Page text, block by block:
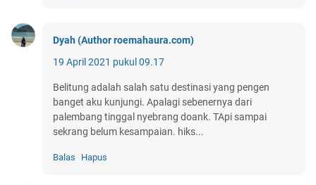
Dyah (Author roemahaura.com)
19 April 2021 pukul 09.17
Belitung adalah salah satu destinasi yang pengen
banget aku kunjungi. Apalagi sebenernya dari
palembang tinggal nyebrang doank. TApi sampai
sekrang belum kesampaian. hiks...
Balas Hapus